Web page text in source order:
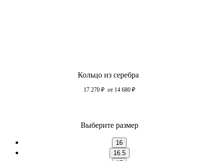
Кольцо из серебра
17 270 ₽ от 14 680 ₽
Выберите размер
16
16.5